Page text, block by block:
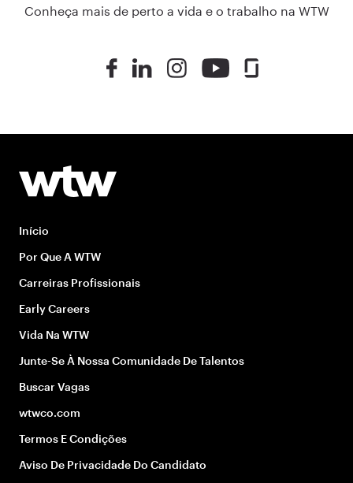
Conheça mais de perto a vida e o trabalho na WTW
Início
Por Que A WTW
Carreiras Profissionais
Early Careers
Vida Na WTW
Junte-Se À Nossa Comunidade De Talentos
Buscar Vagas
wtwco.com
Termos E Condições
Aviso De Privacidade Do Candidato